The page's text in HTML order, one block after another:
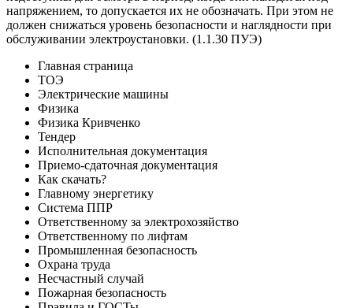
напряжением, то допускается их не обозначать. При этом не
должен снижаться уровень безопасности и наглядности при
обслуживании электроустановки. (1.1.30 ПУЭ)
Главная страница
ТОЭ
Электрические машины
Физика
Физика Кривченко
Тендер
Исполнительная документация
Приемо-сдаточная документация
Как скачать?
Главному энергетику
Система ППР
Ответственному за электрохозяйство
Ответственному по лифтам
Промышленная безопасность
Охрана труда
Несчастный случай
Пожарная безопасность